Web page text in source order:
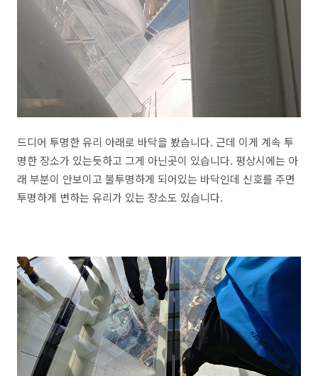
드디어 투명한 유리 아래로 바닥을 봤습니다. 근데 이게 계속 투
명한 장소가 있는듯하고 그게 아닌곳이 있습니다. 평상시에는 아
래 부분이 안보이고 불투명하게 되어있는 바닥인데 신호를 주면
투명하게 변하는 유리가 있는 장소도 있습니다.